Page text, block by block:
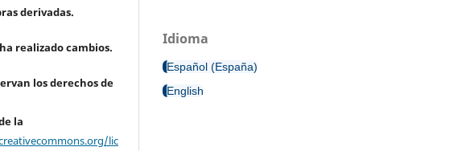
derivadas.
realizado cambios.
los derechos de
la
lic
Idioma
Español (España)
English